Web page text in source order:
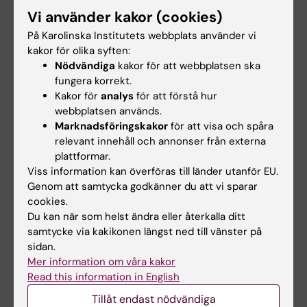
Europeisk prevalensstudie om ADHD
bland patienter med
missbruksproblematik (ICASA
samarbete)
Prevalens av ADHD bland kvinnor dömda
till fängelse i Sverige
Hälsoekonomiska analyser av ADHD-
behandling hos patienter med
drogmissbruk och ADHD
Annat
Genetiska riskfaktorer för
amfetaminberoende
Utvärdering av Stockholms
sprutbytesprogram
Klinisk prövning av
Vi använder kakor (cookies)
På Karolinska Institutets webbplats använder vi
kakor för olika syften:
Nödvändiga kakor för att webbplatsen ska
fungera korrekt.
Kakor för analys för att förstå hur
webbplatsen används.
Marknadsföringskakor för att visa och spåra
relevant innehåll och annonser från externa
plattformar.
Viss information kan överföras till länder utanför EU.
Genom att samtycka godkänner du att vi sparar
cookies.
Du kan när som helst ändra eller återkalla ditt
samtycke via kakikonen längst ned till vänster på
sidan.
Mer information om våra kakor
Read this information in English
Tillåt endast nödvändiga